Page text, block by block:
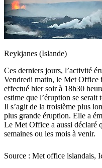
Reykjanes (Islande)
Ces derniers jours, l’activité
Vendredi matin, le Met Office
effectué hier soir à 18h30
estime que l’éruption se serait
Il s’agit de la troisième plus
plus grande éruption. Elle a
Le Met Office a aussi déclaré
semaines ou les mois à venir.
Source : Met office islandais,